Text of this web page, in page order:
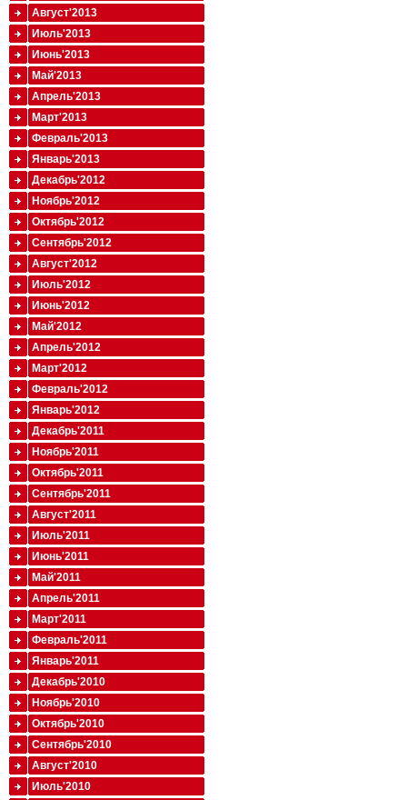
Август'2013
Июль'2013
Июнь'2013
Май'2013
Апрель'2013
Март'2013
Февраль'2013
Январь'2013
Декабрь'2012
Ноябрь'2012
Октябрь'2012
Сентябрь'2012
Август'2012
Июль'2012
Июнь'2012
Май'2012
Апрель'2012
Март'2012
Февраль'2012
Январь'2012
Декабрь'2011
Ноябрь'2011
Октябрь'2011
Сентябрь'2011
Август'2011
Июль'2011
Июнь'2011
Май'2011
Апрель'2011
Март'2011
Февраль'2011
Январь'2011
Декабрь'2010
Ноябрь'2010
Октябрь'2010
Сентябрь'2010
Август'2010
Июль'2010